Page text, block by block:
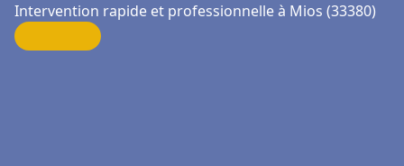
Intervention rapide et professionnelle à Mios (33380)